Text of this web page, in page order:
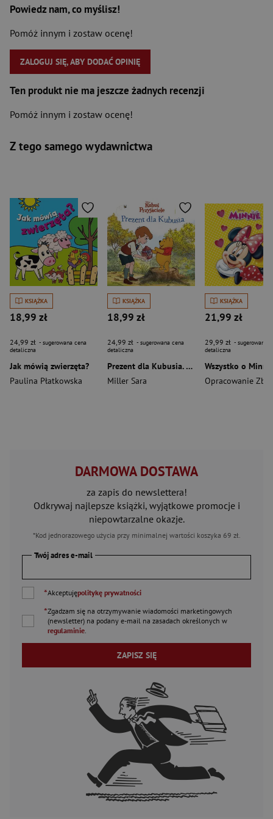
Powiedz nam, co myślisz!
Pomóż innym i zostaw ocenę!
ZALOGUJ SIĘ, ABY DODAĆ OPINIĘ
Ten produkt nie ma jeszcze żadnych recenzji
Pomóż innym i zostaw ocenę!
Z tego samego wydawnictwa
KSIĄŻKA
18,99 zł
24,99 zł - sugerowana cena
detaliczna
Jak mówią zwierzęta?
Paulina Płatkowska
KSIĄŻKA
18,99 zł
24,99 zł - sugerowana cena
detaliczna
Prezent dla Kubusia. Książka z okienkami. Disney Kubuś i Przyjaciele
Miller Sara
KSIĄŻKA
21,99 zł
29,99 zł - sugerowana
detaliczna
Opracowanie
DARMOWA DOSTAWA
za zapis do newslettera!
Odkrywaj najlepsze książki, wyjątkowe promocje i
niepowtarzalne okazje.
*Kod jednorazowego użycia przy minimalnej wartości koszyka 69 zł.
Twój adres e-mail
*Akceptujępolitykę prywatności
*Zgadzam się na otrzymywanie wiadomości marketingowych
(newsletter) na podany e-mail na zasadach określonych w
regulaminie.
ZAPISZ SIĘ